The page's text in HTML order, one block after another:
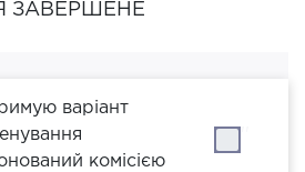
ЗАВЕРШЕНЕ
варіант
комісією